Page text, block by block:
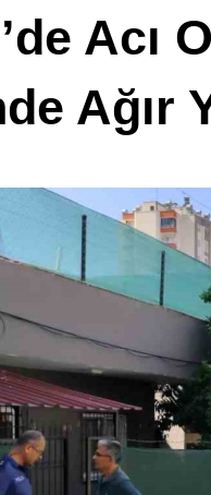
Acı
Ağır